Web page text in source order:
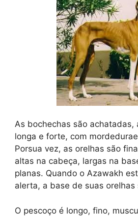
As bochechas são achatadas,
longa e forte, com
Porsua vez, as orelhas são
altas na cabeça, largas na
planas. Quando o Azawakh
alerta, a base de suas orelhas
O pescoço é longo, fino,